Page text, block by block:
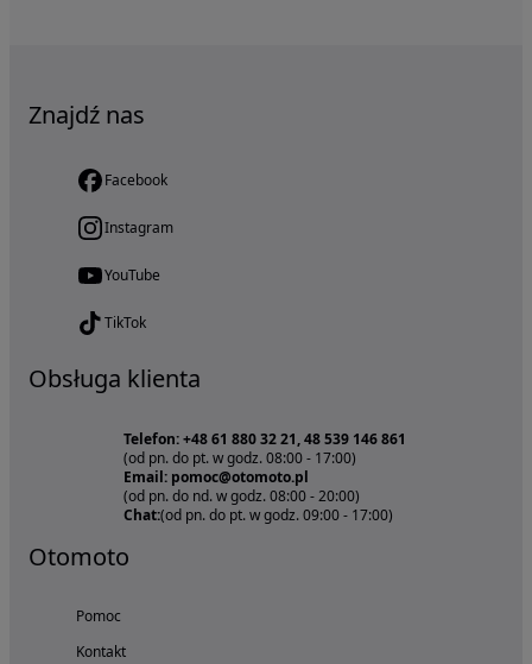
Znajdź nas
Facebook
Instagram
YouTube
TikTok
Obsługa klienta
Telefon: +48 61 880 32 21, 48 539 146 861
(od pn. do pt. w godz. 08:00 - 17:00)
Email: pomoc@otomoto.pl
(od pn. do nd. w godz. 08:00 - 20:00)
Chat:(od pn. do pt. w godz. 09:00 - 17:00)
Otomoto
Pomoc
Kontakt